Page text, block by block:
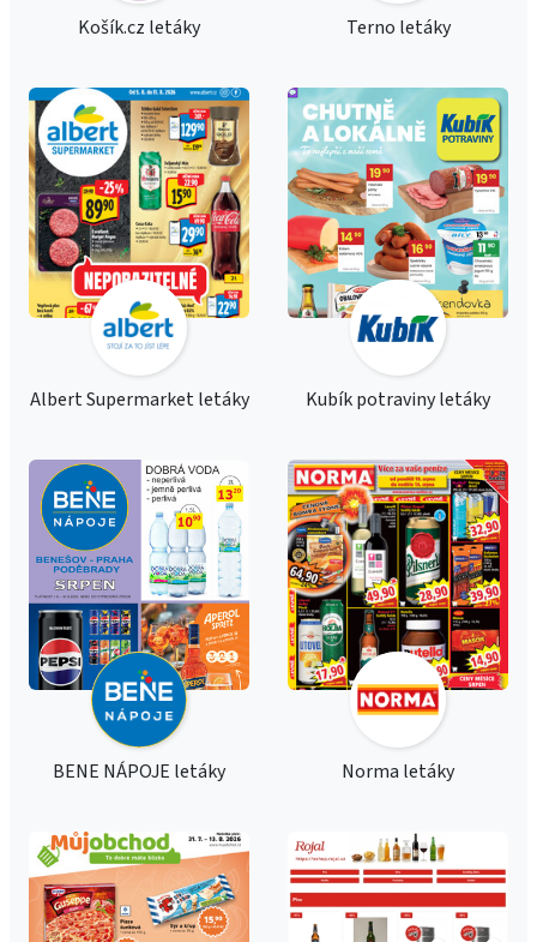
Košík.cz letáky Terno letáky
Albert Supermarket letáky Kubík potraviny letáky
BENE NÁPOJE letáky Norma letáky